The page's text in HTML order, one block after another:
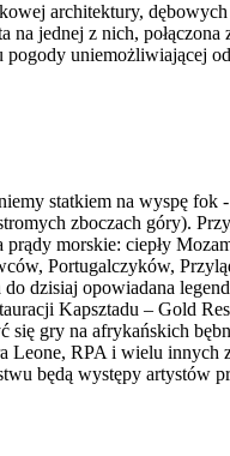
architektury,
jednej z nich,
pogody
statkiem na wyspę fok
zboczach góry).
morskie: ciepły
Portugalczyków,
do dzisiaj opowiadana
Kapsztadu – Gold
gry na afrykańskich
RPA i wielu innych
będą występy artystów